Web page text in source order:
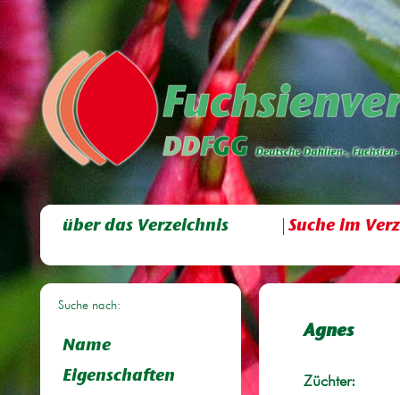
über das Verzeichnis Suche im
Suche nach:
Name
Eigenschaften
Agnes
Züchter: